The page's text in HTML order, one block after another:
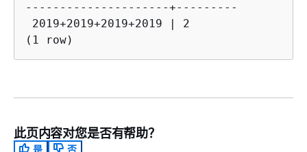
---------------------+---------
2019+2019+2019+2019 | 2
此页内容对您是否有帮助？
是
否